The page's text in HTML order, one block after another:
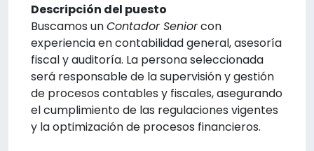
Descripción del puesto
Buscamos unContador Seniorcon
experiencia en contabilidad general, asesoría
fiscal y auditoría. La persona seleccionada
será responsable de la supervisión y gestión
de procesos contables y fiscales, asegurando
el cumplimiento de las regulaciones vigentes
y la optimización de procesos financieros.